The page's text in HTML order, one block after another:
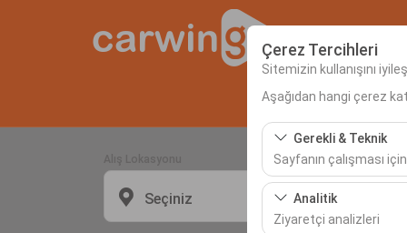
Çerez Tercihleri
Sitemizin kullanışını
Aşağıdan hangi çerez
Gerekli & Teknik
Sayfanın çalışması
Bu çerezler sitenin
bırakılamaz.
Analitik
Ziyaretçi analizleri
Seçiniz